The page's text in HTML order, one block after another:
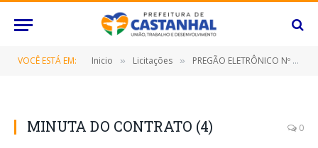
VOCÊ ESTÁ EM: Inicio » Licitações » PREGÃO ELETRÔNICO Nº 075/2023-SRP (CONTRATAÇÃO DE EMPRESA ESPECIALIZADA PARA FORNECIMENTO DE CARTUCHO E TONNER, DESTINADO A ATENDER AS NECESSIDADES DAS DIVERSAS SECRETARIAS/FUNDOS DO MUNICÍPIO DE CASTANHAL/PA POR UM PERÍODO DE 12 (DOZE) MESES)
MINUTA DO CONTRATO (4) 0